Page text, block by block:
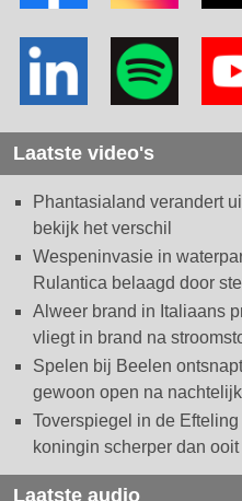
Laatste video's
Phantasialand verandert
bekijk het verschil
Wespeninvasie in
Rulantica belaagd door
Alweer brand in Italiaans
vliegt in brand na
Spelen bij Beelen
gewoon open na
Toverspiegel in de
koningin scherper dan ooit
Laatste audio